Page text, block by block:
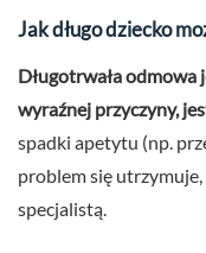
Jak długo dziecko
Długotrwała
wyraźnej przyczyny,
spadki apetytu (np.
problem się
specjalistą.